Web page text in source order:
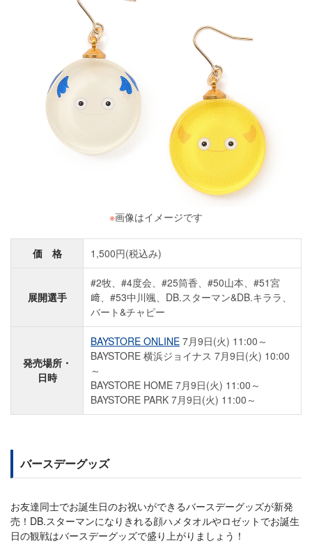
※画像はイメージです
価 格 1,500円(税込み)
展開選手
#2牧、#4度会、#25筒香、#50山本、#51宮
﨑、#53中川颯、DB.スターマン&DB.キララ、
バート&チャピー
発売場所・
日時
BAYSTORE ONLINE 7月9日(火) 11:00～
BAYSTORE 横浜ジョイナス 7月9日(火) 10:00
～
BAYSTORE HOME 7月9日(火) 11:00～
BAYSTORE PARK 7月9日(火) 11:00～
バースデーグッズ
お友達同士でお誕生日のお祝いができるバースデーグッズが新発
売！DB.スターマンになりきれる顔ハメタオルやロゼットでお誕生
日の観戦はバースデーグッズで盛り上がりましょう！